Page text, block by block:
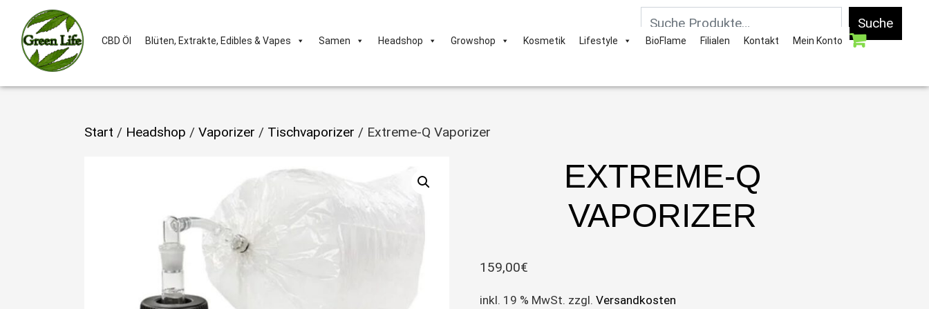
Suche
CBD Öl Blüten, Extrakte, Edibles & Vapes Samen Headshop Growshop Kosmetik Lifestyle BioFlame Filialen Kontakt Mein Konto
Start / Headshop / Vaporizer / Tischvaporizer / Extreme-Q Vaporizer
EXTREME-Q
VAPORIZER
159,00€
inkl. 19 % MwSt. zzgl. Versandkosten